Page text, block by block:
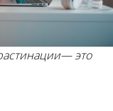
это